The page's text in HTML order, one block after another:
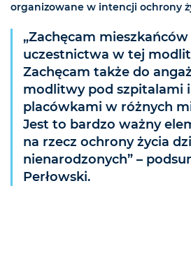
organizowane w intencji ochrony
„Zachęcam
uczestnictwa w tej
Zachęcam także do
modlitwy pod szpitalami
placówkami w różnych
Jest to bardzo ważny
na rzecz ochrony życia
nienarodzonych” –
Perłowski.